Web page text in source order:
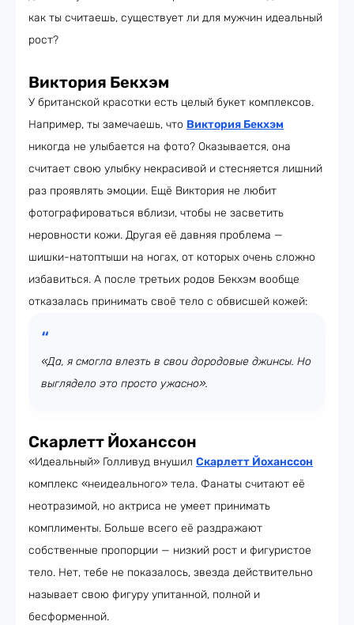
как ты считаешь, существует ли для мужчин идеальный
рост?
Виктория Бекхэм
У британской красотки есть целый букет комплексов.
Например, ты замечаешь, что Виктория Бекхэм
никогда не улыбается на фото? Оказывается, она
считает свою улыбку некрасивой и стесняется лишний
раз проявлять эмоции. Ещё Виктория не любит
фотографироваться вблизи, чтобы не засветить
неровности кожи. Другая её давняя проблема —
шишки-натоптыши на ногах, от которых очень сложно
избавиться. А после третьих родов Бекхэм вообще
отказалась принимать своё тело с обвисшей кожей:
«Да, я смогла влезть в свои дородовые джинсы. Но
выглядело это просто ужасно».
Скарлетт Йоханссон
«Идеальный» Голливуд внушил Скарлетт Йоханссон
комплекс «неидеального» тела. Фанаты считают её
неотразимой, но актриса не умеет принимать
комплименты. Больше всего её раздражают
собственные пропорции — низкий рост и фигуристое
тело. Нет, тебе не показалось, звезда действительно
называет свою фигуру упитанной, полной и
бесформенной.